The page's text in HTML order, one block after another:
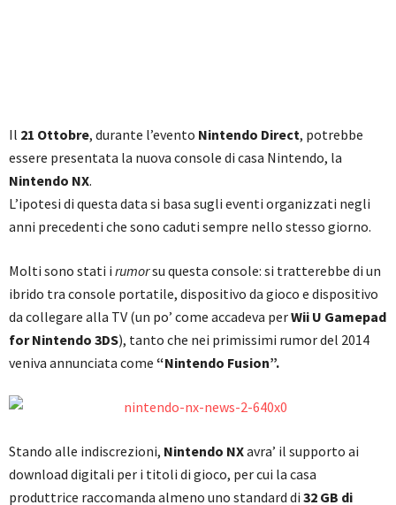
Il 21 Ottobre, durante l’evento Nintendo Direct, potrebbe
essere presentata la nuova console di casa Nintendo, la
Nintendo NX.
L’ipotesi di questa data si basa sugli eventi organizzati negli
anni precedenti che sono caduti sempre nello stesso giorno.
Molti sono stati i rumorsu questa console: si tratterebbe di un
ibrido tra console portatile, dispositivo da gioco e dispositivo
da collegare alla TV (un po’ come accadeva perWii U Gamepad
for Nintendo 3DS), tanto che nei primissimi rumor del 2014
veniva annunciata come “Nintendo Fusion”.
Stando alle indiscrezioni, Nintendo NXavra’ il supporto ai
download digitali per i titoli di gioco, per cui la casa
produttrice raccomanda almeno uno standard di 32 GB di